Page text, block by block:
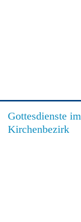
Gottesdienste im
Kirchenbezirk